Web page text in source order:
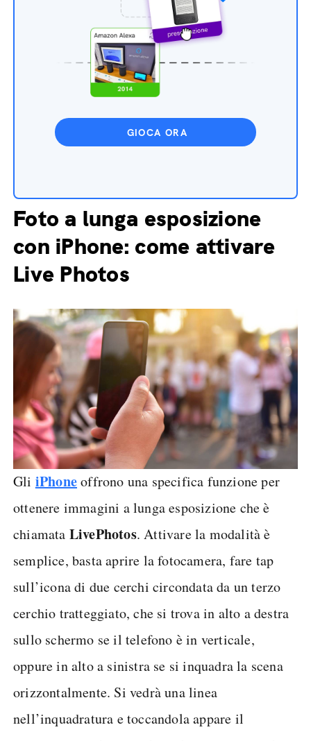
GIOCA ORA
Foto a lunga esposizione
con iPhone: come attivare
Live Photos
Gli iPhoneoffrono una specifica funzione per
ottenere immagini a lunga esposizione che è
chiamata LivePhotos. Attivare la modalità è
semplice, basta aprire la fotocamera, fare tap
sull’icona di due cerchi circondata da un terzo
cerchio tratteggiato, che si trova in alto a destra
sullo schermo se il telefono è in verticale,
oppure in alto a sinistra se si inquadra la scena
orizzontalmente. Si vedrà una linea
nell’inquadratura e toccandola appare il